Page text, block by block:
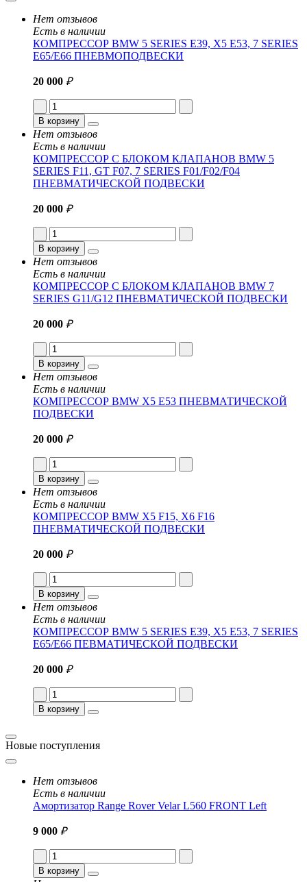
Нет отзывов
Есть в наличии
КОМПРЕССОР BMW 5 SERIES E39, X5 E53, 7 SERIES
E65/E66 ПНЕВМОПОДВЕСКИ
20 000 ₽
В корзину
Нет отзывов
Есть в наличии
КОМПРЕССОР С БЛОКОМ КЛАПАНОВ BMW 5
SERIES F11, GT F07, 7 SERIES F01/F02/F04
ПНЕВМАТИЧЕСКОЙ ПОДВЕСКИ
20 000 ₽
В корзину
Нет отзывов
Есть в наличии
КОМПРЕССОР С БЛОКОМ КЛАПАНОВ BMW 7
SERIES G11/G12 ПНЕВМАТИЧЕСКОЙ ПОДВЕСКИ
20 000 ₽
В корзину
Нет отзывов
Есть в наличии
КОМПРЕССОР BMW X5 E53 ПНЕВМАТИЧЕСКОЙ
ПОДВЕСКИ
20 000 ₽
В корзину
Нет отзывов
Есть в наличии
КОМПРЕССОР BMW X5 F15, X6 F16
ПНЕВМАТИЧЕСКОЙ ПОДВЕСКИ
20 000 ₽
В корзину
Нет отзывов
Есть в наличии
КОМПРЕССОР BMW 5 SERIES E39, X5 E53, 7 SERIES
E65/E66 ПЕВМАТИЧЕСКОЙ ПОДВЕСКИ
20 000 ₽
В корзину
Новые поступления
Нет отзывов
Есть в наличии
Амортизатор Range Rover Velar L560 FRONT Left
9 000 ₽
В корзину